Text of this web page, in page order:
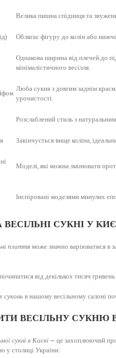
Велика пишна спідниця та
Облягає фігуру до колін або
Однакова ширина від плечей до
мінімалістичного весілля.
Люба сукня з довгим заднім
урочистості.
Розслаблений стиль з
Закінчується вище коліна,
Моделі, які можна змінювати
Інспіровані моделями минулих
СУКНІ У
платтяможе значно варіюватися в
від декількох тисяч
суконьв нашому весільному салоні
ВЕСІЛЬНУ СУКНЮ
сукні в Києві — це захоплюючий
у столиці України: